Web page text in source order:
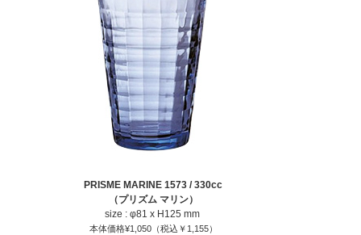
PRISME MARINE 1573 / 330cc
（プリズム マリン）
size : φ81 x H125 mm
本体価格¥1,050（税込￥1,155）